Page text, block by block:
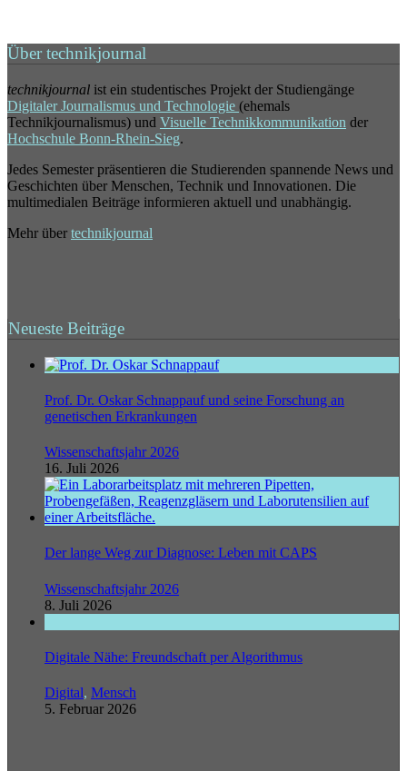
Über technikjournal
technikjournal ist ein studentisches Projekt der Studiengänge
Digitaler Journalismus und Technologie (ehemals
Technikjournalismus) und Visuelle Technikkommunikation der
Hochschule Bonn-Rhein-Sieg.
Jedes Semester präsentieren die Studierenden spannende News und
Geschichten über Menschen, Technik und Innovationen. Die
multimedialen Beiträge informieren aktuell und unabhängig.
Mehr über technikjournal
Neueste Beiträge
Prof. Dr. Oskar Schnappauf und seine Forschung an
genetischen Erkrankungen
Wissenschaftsjahr 2026
16. Juli 2026
Der lange Weg zur Diagnose: Leben mit CAPS
Wissenschaftsjahr 2026
8. Juli 2026
Digitale Nähe: Freundschaft per Algorithmus
Digital, Mensch
5. Februar 2026